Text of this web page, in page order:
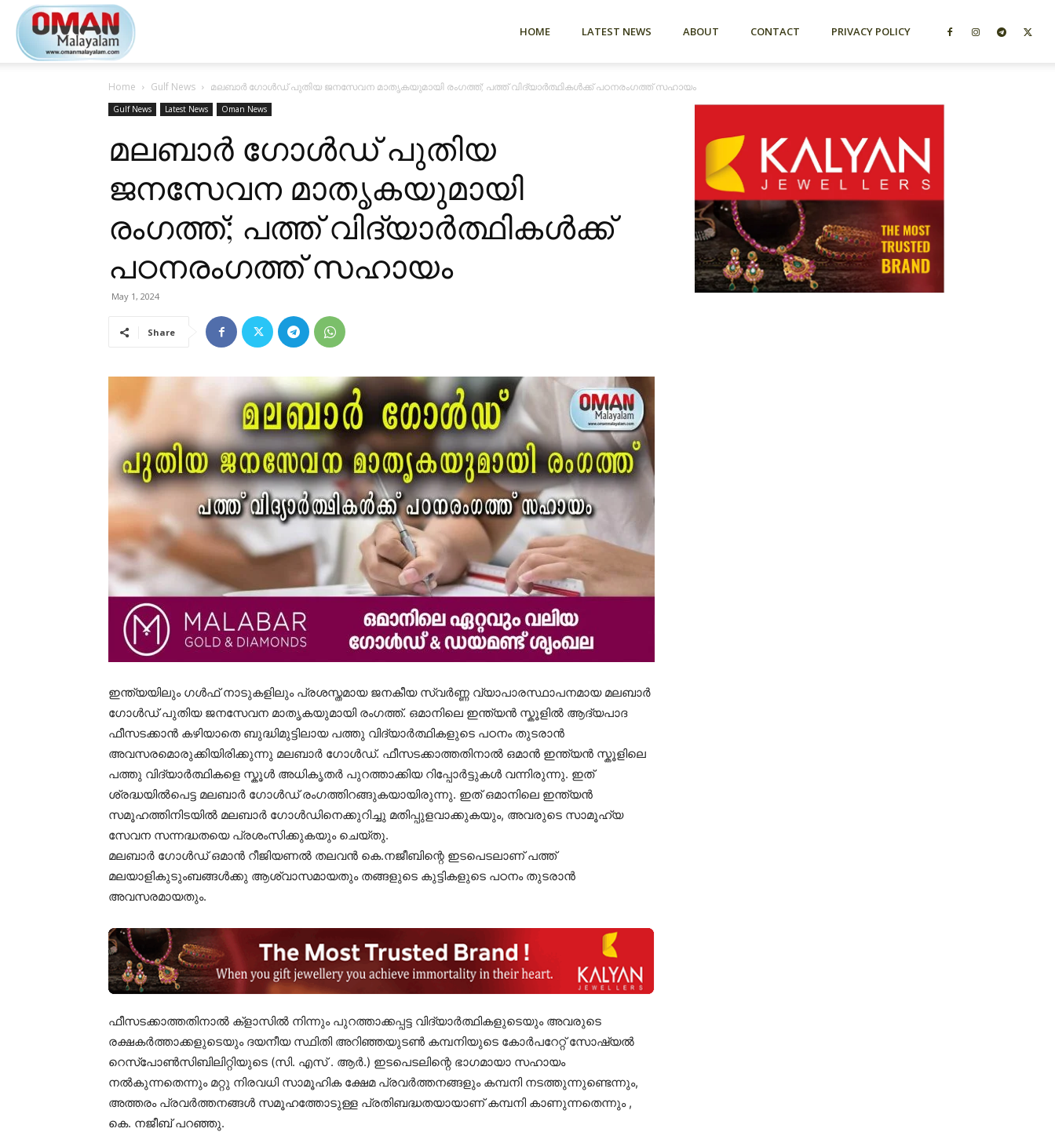
Malayalam
HOME LATEST NEWS ABOUT CONTACT PRIVACY POLICY
Home Gulf News മലബാർ ഗോൾഡ് പുതിയ ജനസേവന മാതൃകയുമായി രംഗത്ത്; പത്ത് വിദ്യാർത്ഥികൾക്ക് പഠനരംഗത്ത് സഹായം
Gulf News Latest News Oman News
മലബാർ ഗോൾഡ് പുതിയ
ജനസേവന മാതൃകയുമായി
രംഗത്ത്; പത്ത് വിദ്യാർത്ഥികൾക്ക്
പഠനരംഗത്ത് സഹായം
May 1, 2024
Share
ഇന്ത്യയിലും ഗൾഫ് നാടുകളിലും പ്രശസ്തമായ ജനകീയ സ്വർണ്ണ വ്യാപാരസ്ഥാപനമായ മലബാർ
ഗോൾഡ് പുതിയ ജനസേവന മാതൃകയുമായി രംഗത്ത്. ഒമാനിലെ ഇന്ത്യൻ സ്കൂളിൽ ആദ്യപാദ
ഫീസടക്കാൻ കഴിയാതെ ബുദ്ധിമുട്ടിലായ പത്തു വിദ്യാർത്ഥികളുടെ പഠനം തുടരാൻ
അവസരമൊരുക്കിയിരിക്കുന്നു മലബാർ ഗോൾഡ്. ഫീസടക്കാത്തതിനാൽ ഒമാൻ ഇന്ത്യൻ സ്കൂളിലെ
പത്തു വിദ്യാർത്ഥികളെ സ്കൂൾ അധികൃതർ പുറത്താക്കിയ റിപ്പോർട്ടുകൾ വന്നിരുന്നു. ഇത്
ശ്രദ്ധയിൽപെട്ട മലബാർ ഗോൾഡ് രംഗത്തിറങ്ങുകയായിരുന്നു. ഇത് ഒമാനിലെ ഇന്ത്യൻ
സമൂഹത്തിനിടയിൽ മലബാർ ഗോൾഡിനെക്കുറിച്ചു മതിപ്പുളവാക്കുകയും, അവരുടെ സാമൂഹ്യ
സേവന സന്നദ്ധതയെ പ്രശംസിക്കുകയും ചെയ്തു.
മലബാർ ഗോൾഡ് ഒമാൻ റീജിയണൽ തലവൻ കെ.നജീബിന്റെ ഇടപെടലാണ് പത്ത്
മലയാളികുടുംബങ്ങൾക്കു ആശ്വാസമായതും തങ്ങളുടെ കുട്ടികളുടെ പഠനം തുടരാൻ
അവസരമായതും.
ഫീസടക്കാത്തതിനാൽ ക്‌ളാസിൽ നിന്നും പുറത്താക്കപ്പട്ട വിദ്യാർത്ഥികളുടെയും അവരുടെ
രക്ഷകർത്താക്കളുടെയും ദയനീയ സ്ഥിതി അറിഞ്ഞയുടൺ കമ്പനിയുടെ കോർപറേറ്റ് സോഷ്യൽ
റെസ്പോൺസിബിലിറ്റിയുടെ (സി. എസ് . ആർ.) ഇടപെടലിന്റെ ഭാഗമായാ സഹായം
നൽകുന്നതെന്നും മറ്റു നിരവധി സാമൂഹിക ക്ഷേമ പ്രവർത്തനങ്ങളും കമ്പനി നടത്തുന്നുണ്ടെന്നും,
അത്തരം പ്രവർത്തനങ്ങൾ സമൂഹത്തോടുള്ള പ്രതിബദ്ധതയായാണ് കമ്പനി കാണുന്നതെന്നും ,
കെ. നജീബ് പറഞ്ഞു.